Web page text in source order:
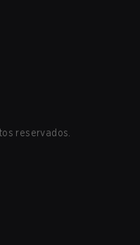
reservados.